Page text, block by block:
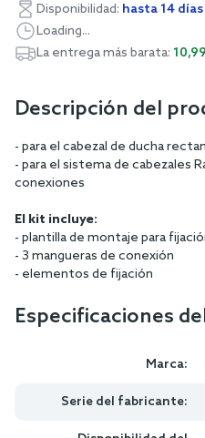
Disponibilidad: hasta 14 días
Loading...
La entrega más barata:
Descripción del
- para el cabezal de ducha
- para el sistema de cabezales
conexiones
El kit incluye:
- plantilla de montaje para
- 3 mangueras de conexión
- elementos de fijación
Especificaciones
Marca:
Serie del fabricante: